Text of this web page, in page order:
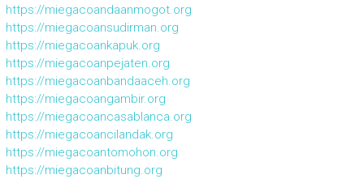
https://miegacoandaanmogot.org
https://miegacoansudirman.org
https://miegacoankapuk.org
https://miegacoanpejaten.org
https://miegacoanbandaaceh.org
https://miegacoangambir.org
https://miegacoancasablanca.org
https://miegacoancilandak.org
https://miegacoantomohon.org
https://miegacoanbitung.org